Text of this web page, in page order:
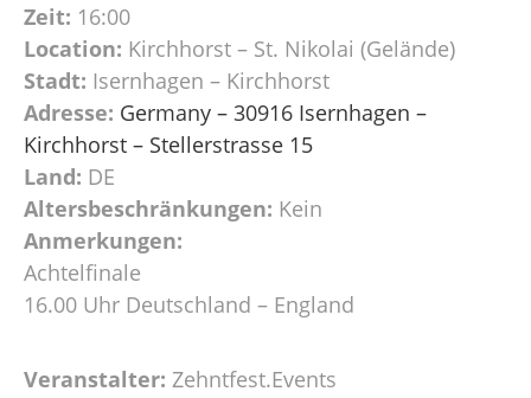
Zeit: 16:00
Location: Kirchhorst – St. Nikolai (Gelände)
Stadt: Isernhagen – Kirchhorst
Adresse: Germany – 30916 Isernhagen –
Kirchhorst – Stellerstrasse 15
Land: DE
Altersbeschränkungen: Kein
Anmerkungen:
Achtelfinale
16.00 Uhr Deutschland – England
Veranstalter: Zehntfest.Events